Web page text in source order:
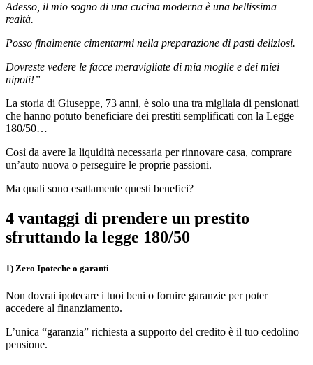
Adesso, il mio sogno di una cucina moderna è una bellissima
realtà.
Posso finalmente cimentarmi nella preparazione di pasti deliziosi.
Dovreste vedere le facce meravigliate di mia moglie e dei miei
nipoti!”
La storia di Giuseppe, 73 anni, è solo una tra migliaia di pensionati
che hanno potuto beneficiare dei prestiti semplificati con la Legge
180/50…
Così da avere la liquidità necessaria per rinnovare casa, comprare
un’auto nuova o perseguire le proprie passioni.
Ma quali sono esattamente questi benefici?
4 vantaggi di prendere un prestito
sfruttando la legge 180/50
1) Zero Ipoteche o garanti
Non dovrai ipotecare i tuoi beni o fornire garanzie per poter
accedere al finanziamento.
L’unica “garanzia” richiesta a supporto del credito è il tuo cedolino
pensione.